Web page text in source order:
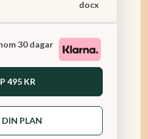
docx
30 dagar
495 KR
DIN PLAN